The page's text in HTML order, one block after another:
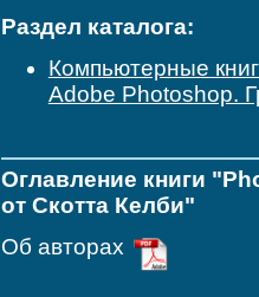
Раздел каталога:
Компьютерные
Adobe Photoshop.
Оглавление книги
от Скотта Келби"
Об авторах